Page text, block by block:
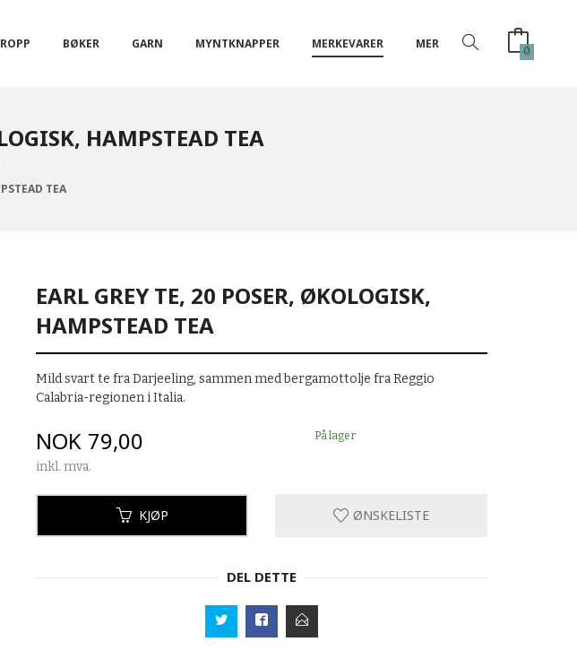
BØKER GARN MYNTKNAPPER MERKEVARER MER 0
HAMPSTEAD TEA
TEA
EARL GREY TE, 20 POSER, ØKOLOGISK,
HAMPSTEAD TEA
Mild svart te fra Darjeeling, sammen med bergamottolje fra Reggio
Calabria-regionen i Italia.
Pris
NOK 79,00
inkl. mva.
På lager
KJØP ØNSKELISTE
DEL DETTE